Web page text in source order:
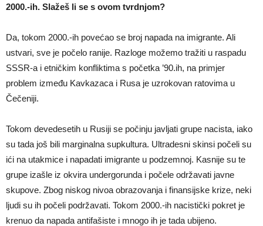
2000.-ih. Slažeš li se s ovom tvrdnjom?
Da, tokom 2000.-ih povećao se broj napada na imigrante. Ali
ustvari, sve je počelo ranije. Razloge možemo tražiti u raspadu
SSSR-a i etničkim konfliktima s početka ’90.ih, na primjer
problem između Kavkazaca i Rusa je uzrokovan ratovima u
Čečeniji.
Tokom devedesetih u Rusiji se počinju javljati grupe nacista, iako
su tada još bili marginalna supkultura. Ultradesni skinsi počeli su
ići na utakmice i napadati imigrante u podzemnoj. Kasnije su te
grupe izašle iz okvira undergorunda i počele održavati javne
skupove. Zbog niskog nivoa obrazovanja i finansijske krize, neki
ljudi su ih počeli podržavati. Tokom 2000.-ih nacistički pokret je
krenuo da napada antifašiste i mnogo ih je tada ubijeno.